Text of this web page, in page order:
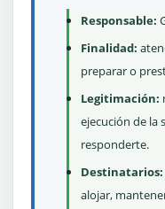
Responsable:
Finalidad:
preparar o
Legitimación:
ejecución de la
responderte.
Destinatarios:
alojar,